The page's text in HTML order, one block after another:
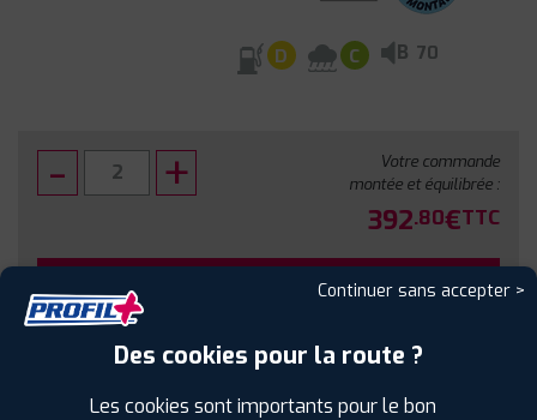
D C B 70
Votre commande
montée et équilibrée :
392.80€TTC
FAIRE INSTALLER CE PNEUContinuer sans accepter >
Des cookies pour la route ?
Les cookies sont importants pour le bon